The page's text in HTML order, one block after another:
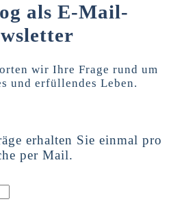
als E-Mail-
wir Ihre Frage rund um
und erfüllendes Leben.
erhalten Sie einmal pro
per Mail.